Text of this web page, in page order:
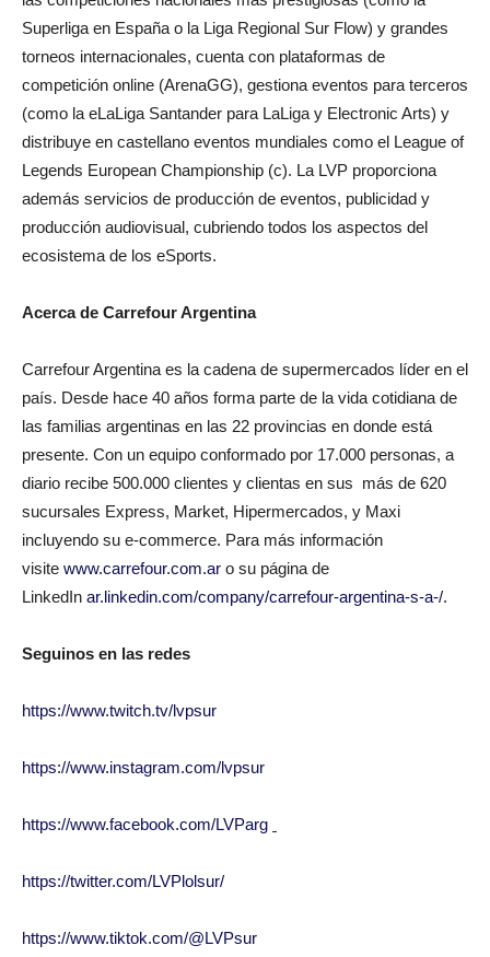
Superliga en España o la Liga Regional Sur Flow) y grandes
torneos internacionales, cuenta con plataformas de
competición online (ArenaGG), gestiona eventos para terceros
(como la eLaLiga Santander para LaLiga y Electronic Arts) y
distribuye en castellano eventos mundiales como el League of
Legends European Championship (c). La LVP proporciona
además servicios de producción de eventos, publicidad y
producción audiovisual, cubriendo todos los aspectos del
ecosistema de los eSports.
Acerca de Carrefour Argentina
Carrefour Argentina es la cadena de supermercados líder en el
país. Desde hace 40 años forma parte de la vida cotidiana de
las familias argentinas en las 22 provincias en donde está
presente. Con un equipo conformado por 17.000 personas, a
diario recibe 500.000 clientes y clientas en sus más de 620
sucursales Express, Market, Hipermercados, y Maxi
incluyendo su e-commerce. Para más información
visite www.carrefour.com.ar o su página de
LinkedIn ar.linkedin.com/company/carrefour-argentina-s-a-/.
Seguinos en las redes
https://www.twitch.tv/lvpsur
https://www.instagram.com/lvpsur
https://www.facebook.com/LVParg
https://twitter.com/LVPlolsur/
https://www.tiktok.com/@LVPsur